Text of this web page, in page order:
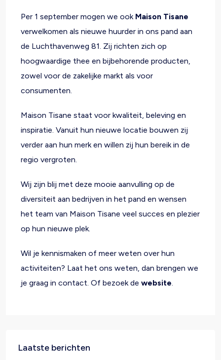
Per 1 september mogen we ook Maison Tisane
verwelkomen als nieuwe huurder in ons pand aan
de Luchthavenweg 81. Zij richten zich op
hoogwaardige thee en bijbehorende producten,
zowel voor de zakelijke markt als voor
consumenten.
Maison Tisane staat voor kwaliteit, beleving en
inspiratie. Vanuit hun nieuwe locatie bouwen zij
verder aan hun merk en willen zij hun bereik in de
regio vergroten.
Wij zijn blij met deze mooie aanvulling op de
diversiteit aan bedrijven in het pand en wensen
het team van Maison Tisane veel succes en plezier
op hun nieuwe plek.
Wil je kennismaken of meer weten over hun
activiteiten? Laat het ons weten, dan brengen we
je graag in contact. Of bezoek de website.
Laatste berichten